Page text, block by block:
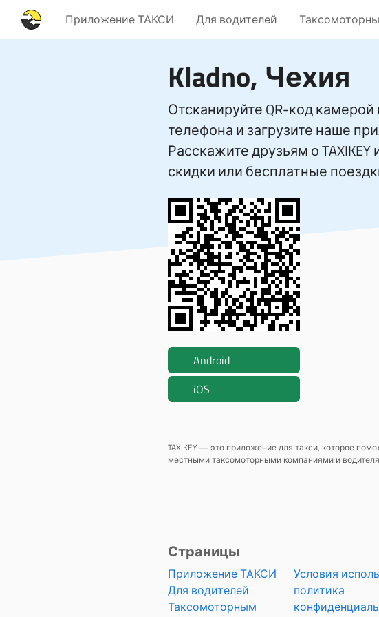
Приложение ТАКСИ Для водителей
Kladno, Чехия
Отсканируйте QR-код камерой
телефона и загрузите наше
Расскажите друзьям о TAXIKEY
скидки или бесплатные
Android
iOS
TAXIKEY — это приложение для такси, которое
местными таксомоторными компаниями и
Страницы
Приложение ТАКСИ
Для водителей
Таксомоторным
Условия
политика